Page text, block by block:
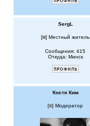
SergL
[ ] Местный житель
Сообщения: 415
Откуда: Минск
Костя Ким
[ ] Модератор